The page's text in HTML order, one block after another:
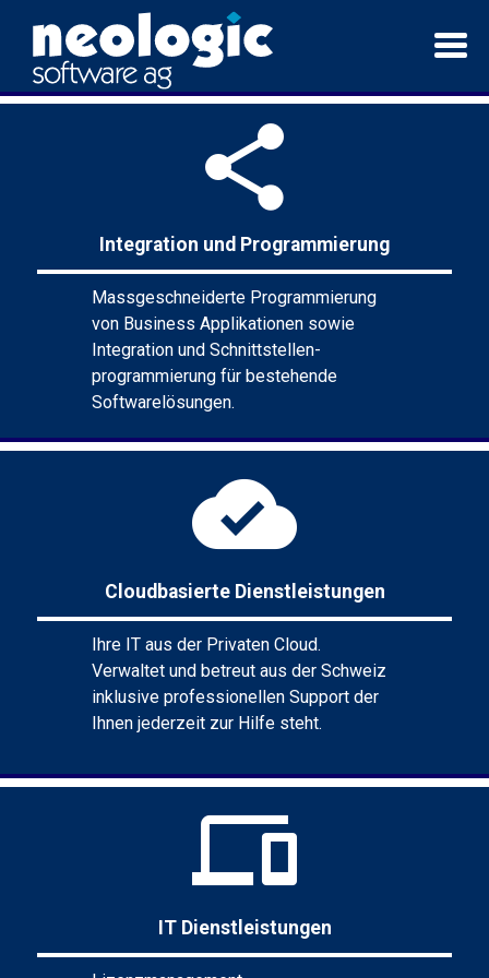
share
Integration und Programmierung
Massgeschneiderte Programmierung
von Business Applikationen sowie
Integration und Schnittstellen-
programmierung für bestehende
Softwarelösungen.
cloud_done
Cloudbasierte Dienstleistungen
Ihre IT aus der Privaten Cloud.
Verwaltet und betreut aus der Schweiz
inklusive professionellen Support der
Ihnen jederzeit zur Hilfe steht.
phonelink
IT Dienstleistungen